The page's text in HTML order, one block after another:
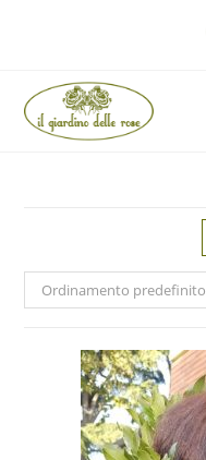
Ordinamento predefinito